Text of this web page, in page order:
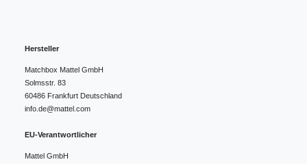
Hersteller
Matchbox Mattel GmbH
Solmsstr. 83
60486 Frankfurt Deutschland
info.de@mattel.com
EU-Verantwortlicher
Mattel GmbH